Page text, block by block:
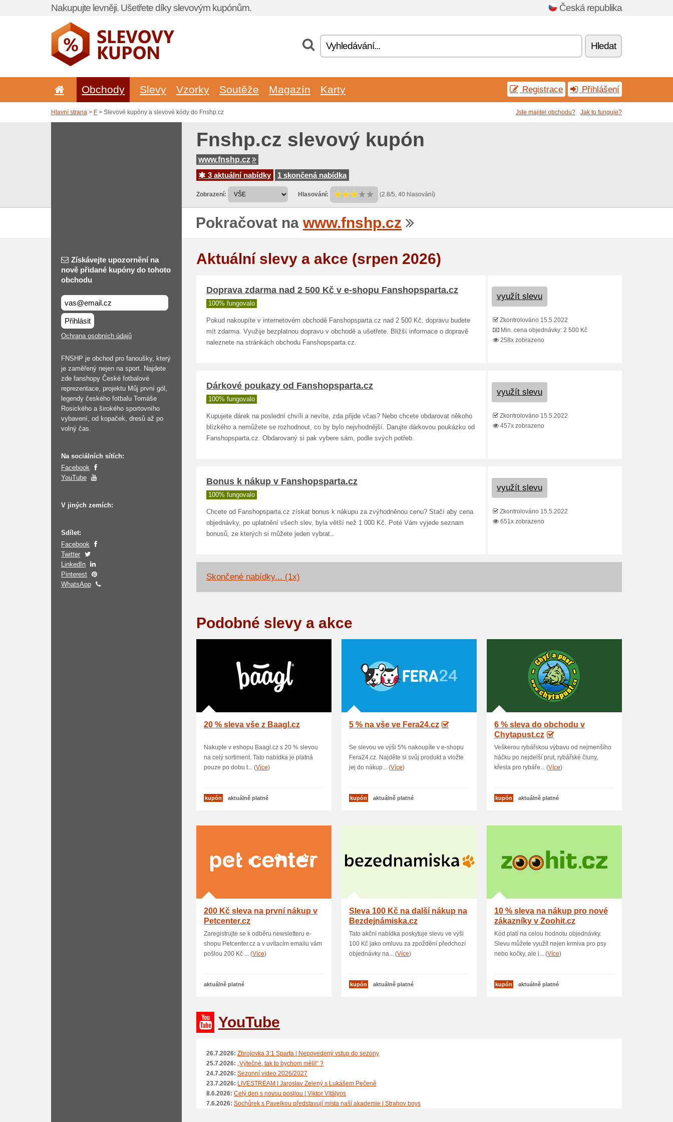
Nakupujte levněji. Ušetřete díky slevovým kupónům. Česká republika
Hledat
Obchody Slevy Vzorky Soutěže Magazín Karty Registrace Přihlášení
Hlavní strana > F > Slevové kupóny a slevové kódy do Fnshp.cz Jste majitel obchodu? Jak to funguje?
Fnshp.cz slevový kupón
www.fnshp.cz
3 aktuální nabídky
1 skončená nabídka
Zobrazení: Hlasování: (2.8/5, 40 hlasování)
Pokračovat na www.fnshp.cz
Získávejte upozornění na
nově přidané kupóny do tohoto
obchodu
Přihlásit
Ochrana osobních údajů
FNSHP je obchod pro fanoušky, který
je zaměřený nejen na sport. Najdete
zde fanshopy České fotbalové
reprezentace, projektu Můj první gól,
legendy českého fotbalu Tomáše
Rosického a širokého sportovního
vybavení, od kopaček, dresů až po
volný čas.
Na sociálních sítích:
Facebook
YouTube
V jiných zemích:
Sdílet:
Facebook
Twitter
LinkedIn
Pinterest
WhatsApp
Aktuální slevy a akce (srpen 2026)
Doprava zdarma nad 2 500 Kč v e-shopu Fanshopsparta.cz
100% fungovalo
Pokud nakoupíte v internetovém obchodě Fanshopsparta.cz nad 2 500 Kč, dopravu budete
mít zdarma. Využije bezplatnou dopravu v obchodě a ušetřete. Bližší informace o dopravě
naleznete na stránkách obchodu Fanshopsparta.cz.
využít slevu
Zkontrolováno 15.5.2022
Min. cena objednávky: 2 500 Kč
258x zobrazeno
Dárkové poukazy od Fanshopsparta.cz
100% fungovalo
Kupujete dárek na poslední chvíli a nevíte, zda přijde včas? Nebo chcete obdarovat někoho
blízkého a nemůžete se rozhodnout, co by bylo nejvhodnější. Darujte dárkovou poukázku od
Fanshopsparta.cz. Obdarovaný si pak vybere sám, podle svých potřeb.
využít slevu
Zkontrolováno 15.5.2022
457x zobrazeno
Bonus k nákup v Fanshopsparta.cz
100% fungovalo
Chcete od Fanshopsparta.cz získat bonus k nákupu za zvýhodněnou cenu? Stačí aby cena
objednávky, po uplatnění všech slev, byla větší než 1 000 Kč. Poté Vám vyjede seznam
bonusů, ze kterých si můžete jeden vybrat..
využít slevu
Zkontrolováno 15.5.2022
651x zobrazeno
Skončené nabídky... (1x)
Podobné slevy a akce
20 % sleva vše z Baagl.cz
Nakupte v eshopu Baagl.cz s 20 % slevou
na celý sortiment. Tato nabídka je platná
pouze po dobu t... (Více)
kupón aktuálně platné
5 % na vše ve Fera24.cz
Se slevou ve výši 5% nakoupíte v e-shopu
Fera24.cz. Najděte si svůj produkt a vložte
jej do nákup... (Více)
kupón aktuálně platné
6 % sleva do obchodu v
Chytapust.cz
Veškerou rybářskou výbavu od nejmenšího
háčku po nejdelší prut, rybářské čluny,
křesla pro rybáře... (Více)
kupón aktuálně platné
200 Kč sleva na první nákup v
Petcenter.cz
Zaregistrujte se k odběru newsletteru e-
shopu Petcenter.cz a v uvítacím emailu vám
pošlou 200 Kč ... (Více)
aktuálně platné
Sleva 100 Kč na další nákup na
Bezdejnámiska.cz
Tato akční nabídka poskytuje slevu ve výši
100 Kč jako omluvu za zpoždění předchozí
objednávky na... (Více)
kupón aktuálně platné
10 % sleva na nákup pro nové
zákazníky v Zoohit.cz
Kód platí na celou hodnotu objednávky.
Slevu můžete využít nejen krmiva pro psy
nebo kočky, ale i... (Více)
kupón aktuálně platné
YouTube
26.7.2026: Zbrojovka 3:1 Sparta | Nepovedený vstup do sezony
25.7.2026: „Výtečné, tak to bychom měli!“ ?️
24.7.2026: Sezonní video 2026/2027
23.7.2026: LIVESTREAM | Jaroslav Zelený s Lukášem Pečeně
8.6.2026: Celý den s novou posilou | Viktor Vitályos
7.6.2026: Sochůrek s Pavelkou představují místa naší akademie | Strahov boys